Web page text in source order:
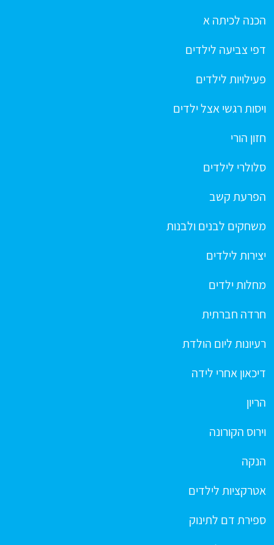
הכנה לכיתה א
דפי צביעה לילדים
פעילויות לילדים
ויסות רגשי אצל ילדים
חזון הורי
סלולרי לילדים
הפרעת קשב
משחקים לבנים ולבנות
יצירות לילדים
מחלות ילדים
חרדה חברתית
רעיונות ליום הולדת
דיכאון אחרי לידה
הריון
וירוס הקורונה
הנקה
אטרקציות לילדים
ספירת דם לתינוק